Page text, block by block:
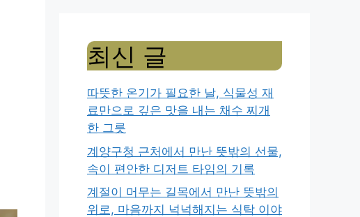
최신 글
따뜻한 온기가 필요한 날, 식물성 재
료만으로 깊은 맛을 내는 채수 찌개
한 그릇
계양구청 근처에서 만난 뜻밖의 선물,
속이 편안한 디저트 타임의 기록
계절이 머무는 길목에서 만난 뜻밖의
위로, 마음까지 넉넉해지는 식탁 이야